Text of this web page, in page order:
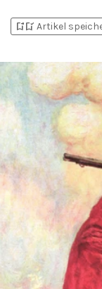
bookmark_addbookmark_added Artikel